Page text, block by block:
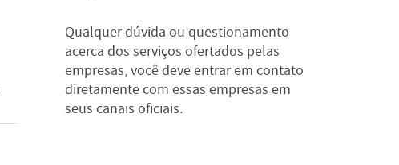
Qualquer dúvida ou questionamento
acerca dos serviços ofertados pelas
empresas, você deve entrar em contato
diretamente com essas empresas em
seus canais oficiais.